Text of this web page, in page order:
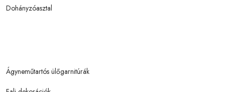
Dohányzóasztal
Ágyneműtartós ülőgarnitúrák